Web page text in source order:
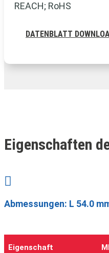
REACH; RoHS
DATENBLATT
Eigenschaften

Abmessungen: L 54.0
Eigenschaft